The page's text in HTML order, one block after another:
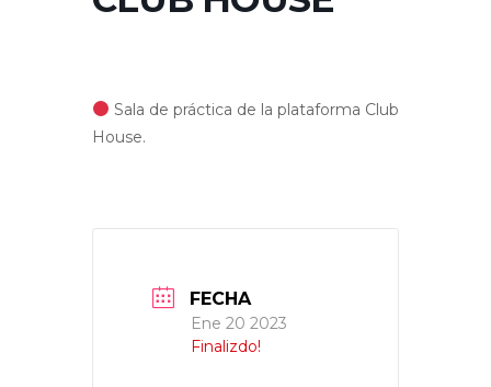
Sala de práctica de la plataforma Club
House.
FECHA
Ene 20 2023
Finalizdo!